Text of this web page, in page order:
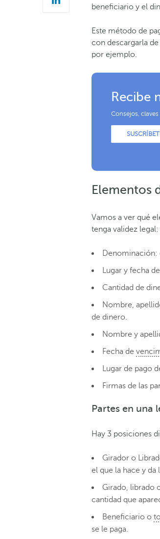
beneficiario y el
Este método de
con descargarla
por ejemplo.
Recibe
Consejos,
Elementos
Vamos a ver qué
tenga validez legal:
Denominación:
Lugar y fecha
Cantidad de
Nombre,
de dinero.
Nombre y
Fecha de
Lugar de pago
Firmas de las
Partes en una
Hay 3 posiciones
Girador o
el que la hace y da
Girado, librado
cantidad que
Beneficiario o
se le paga.